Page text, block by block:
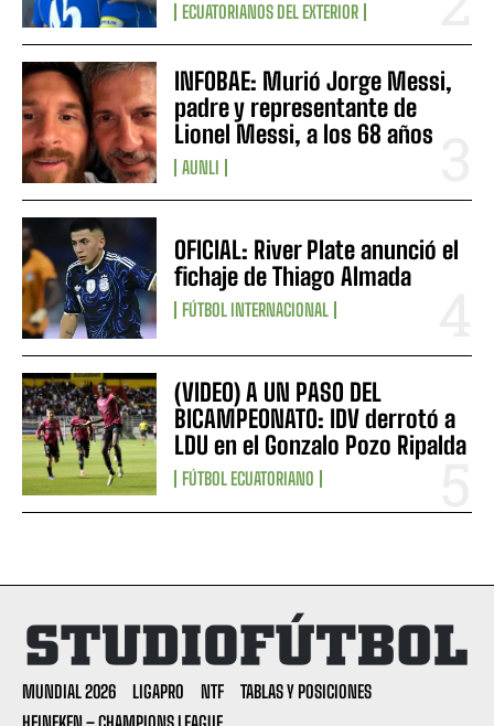
ECUATORIANOS DEL EXTERIOR
INFOBAE: Murió Jorge Messi,
padre y representante de
Lionel Messi, a los 68 años
AUNLI
OFICIAL: River Plate anunció el
fichaje de Thiago Almada
FÚTBOL INTERNACIONAL
(VIDEO) A UN PASO DEL
BICAMPEONATO: IDV derrotó a
LDU en el Gonzalo Pozo Ripalda
FÚTBOL ECUATORIANO
MUNDIAL 2026 LIGAPRO NTF
TABLAS Y POSICIONES